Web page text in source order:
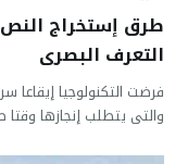
طرق إستخراج
التعرف البصرى
فرضت التكنولوجيا إيقاعا
والتى يتطلب إنجازها